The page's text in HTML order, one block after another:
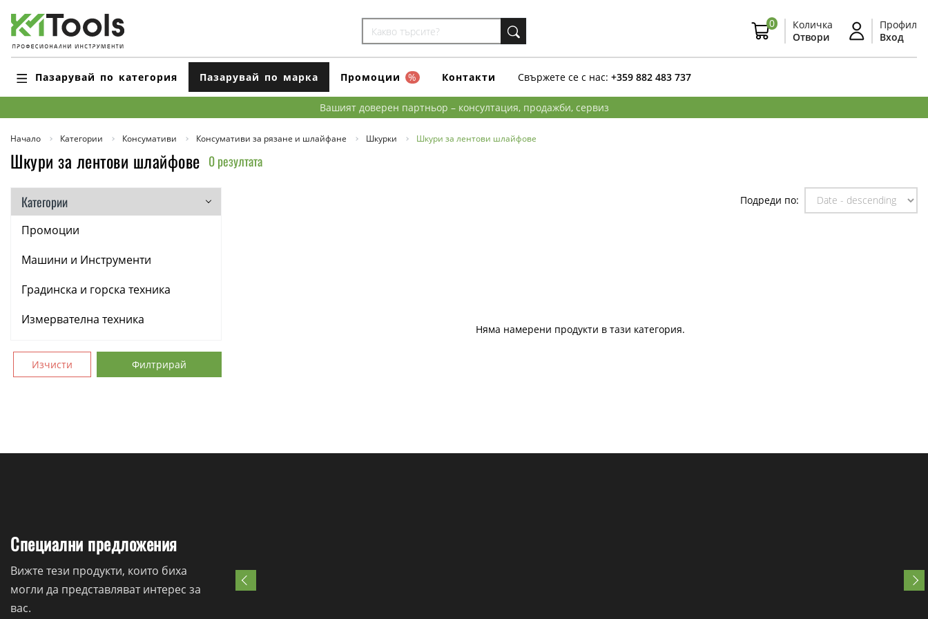
0
Количка
Отвори
Профил
Вход
Пазарувай по категория Пазарувай по марка Промоции % Контакти Свържете се с нас: +359 882 483 737
Вашият доверен партньор – консултация, продажби, сервиз
Начало Категории Консумативи Консумативи за рязане и шлайфане Шкурки Шкури за лентови шлайфове
Шкури за лентови шлайфове 0 резултата
Категории
Промоции
Машини и Инструменти
Градинска и горска техника
Измервателна техника
Аксесоари
Консумативи
Изчисти Филтрирай
Подреди по:
Няма намерени продукти в тази категория.
Специални предложения
Вижте тези продукти, които биха
могли да представляват интерес за
вас.